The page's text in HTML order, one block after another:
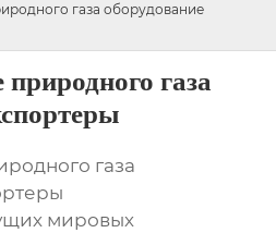
газа оборудование
газа
газа
мировых